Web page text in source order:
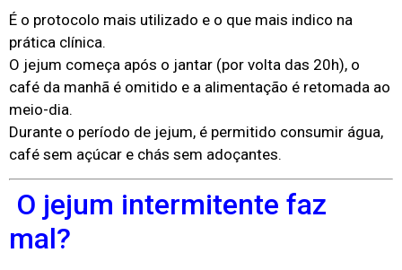
É o protocolo mais utilizado e o que mais indico na
prática clínica.
O jejum começa após o jantar (por volta das 20h), o
café da manhã é omitido e a alimentação é retomada ao
meio-dia.
Durante o período de jejum, é permitido consumir água,
café sem açúcar e chás sem adoçantes.
O jejum intermitente faz
mal?